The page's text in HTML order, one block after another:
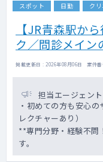
スポット 日勤 ク
【JR青森駅か
ク／問診メイン
掲載更新日 : 2026年08月06日 案件
担当エージェン
・初めての方も安心
レクチャーあり）
**専門分野・経験不問
す。